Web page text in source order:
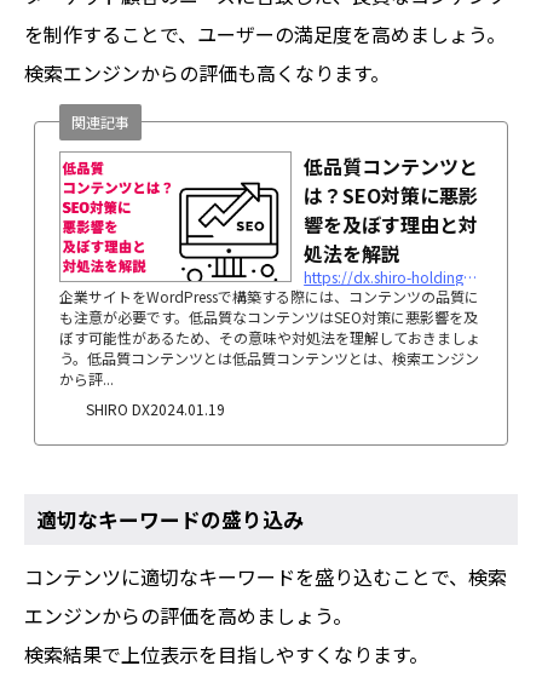
を制作することで、ユーザーの満足度を高めましょう。
検索エンジンからの評価も高くなります。
低品質コンテンツと
は？SEO対策に悪影
響を及ぼす理由と対
処法を解説
https://dx.shiro-holdings.co.jp/p1422
企業サイトをWordPressで構築する際には、コンテンツの品質に
も注意が必要です。低品質なコンテンツはSEO対策に悪影響を及
ぼす可能性があるため、その意味や対処法を理解しておきましょ
う。低品質コンテンツとは低品質コンテンツとは、検索エンジン
から評...
SHIRO DX
関連記事
2024.01.19
適切なキーワードの盛り込み
コンテンツに適切なキーワードを盛り込むことで、検索
エンジンからの評価を高めましょう。
検索結果で上位表示を目指しやすくなります。